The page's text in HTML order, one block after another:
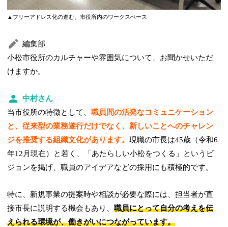
▲フリーアドレス化の進む、市役所内のワークスぺース
編集部
小松市役所のカルチャーや雰囲気について、お聞かせいただ
けますか。
中村さん
当市役所の特徴として、職員間の活発なコミュニケーション
と、従来型の業務遂行だけでなく、新しいことへのチャレン
ジを推奨する組織文化があります。現職の市長は45歳（令和6
年12月現在）と若く、「あたらしい小松をつくる」というビ
ジョンを掲げ、職員のアイデアなどの採用にも積極的です。
特に、新規事業の提案時や相談が必要な際には、担当者が直
接市長に説明する機会もあり、職員にとって自分の考えを伝
えられる環境が、働きがいにつながっています。